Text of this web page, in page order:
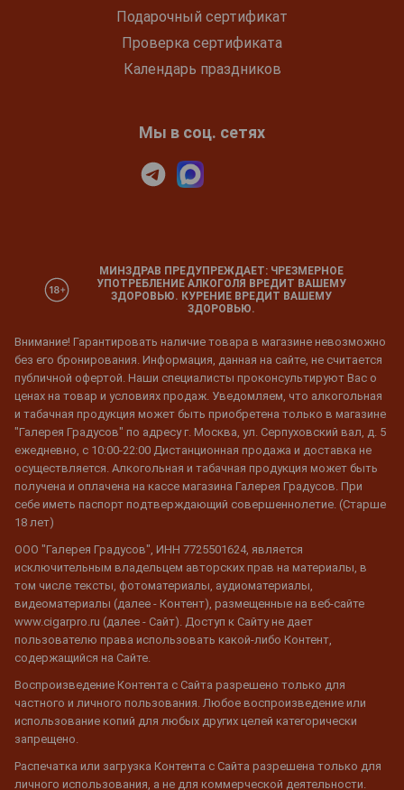
Подарочный сертификат
Проверка сертификата
Календарь праздников
Мы в соц. сетях
МИНЗДРАВ ПРЕДУПРЕЖДАЕТ: ЧРЕЗМЕРНОЕ
УПОТРЕБЛЕНИЕ АЛКОГОЛЯ ВРЕДИТ ВАШЕМУ
ЗДОРОВЬЮ. КУРЕНИЕ ВРЕДИТ ВАШЕМУ
ЗДОРОВЬЮ.
Внимание! Гарантировать наличие товара в магазине невозможно
без его бронирования. Информация, данная на сайте, не считается
публичной офертой. Наши специалисты проконсультируют Вас о
ценах на товар и условиях продаж. Уведомляем, что алкогольная
и табачная продукция может быть приобретена только в магазине
"Галерея Градусов" по адресу г. Москва, ул. Серпуховский вал, д. 5
ежедневно, с 10:00-22:00 Дистанционная продажа и доставка не
осуществляется. Алкогольная и табачная продукция может быть
получена и оплачена на кассе магазина Галерея Градусов. При
себе иметь паспорт подтверждающий совершеннолетие. (Старше
18 лет)
ООО "Галерея Градусов", ИНН 7725501624, является
исключительным владельцем авторских прав на материалы, в
том числе тексты, фотоматериалы, аудиоматериалы,
видеоматериалы (далее - Контент), размещенные на веб-сайте
www.cigarpro.ru (далее - Сайт). Доступ к Сайту не дает
пользователю права использовать какой-либо Контент,
содержащийся на Сайте.
Воспроизведение Контента с Сайта разрешено только для
частного и личного пользования. Любое воспроизведение или
использование копий для любых других целей категорически
запрещено.
Распечатка или загрузка Контента с Сайта разрешена только для
личного использования, а не для коммерческой деятельности.